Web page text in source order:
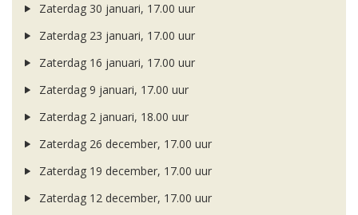
Zaterdag 30 januari, 17.00 uur
Zaterdag 23 januari, 17.00 uur
Zaterdag 16 januari, 17.00 uur
Zaterdag 9 januari, 17.00 uur
Zaterdag 2 januari, 18.00 uur
Zaterdag 26 december, 17.00 uur
Zaterdag 19 december, 17.00 uur
Zaterdag 12 december, 17.00 uur